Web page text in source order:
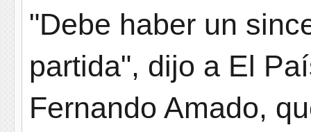
"Debe haber un
partida", dijo a El
Fernando Amado,